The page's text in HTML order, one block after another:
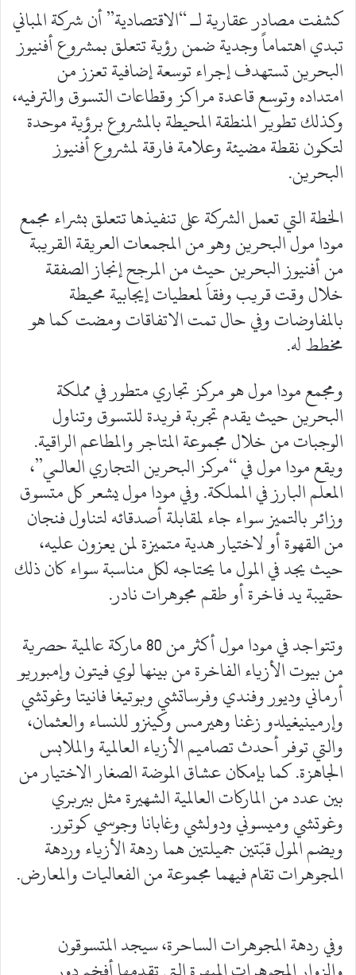
كشفت مصادر عقارية لـ “الاقتصادية” أن شركة المباني
تبدي اهتماماً وجدية ضمن رؤية تتعلق بمشروع أفنيوز
البحرين تستهدف إجراء توسعة إضافية تعزز من
امتداده وتوسع قاعدة مراكز وقطاعات التسوق والترفيه،
وكذلك تطوير المنطقة المحيطة بالمشروع برؤية موحدة
لتكون نقطة مضيئة وعلامة فارقة لمشروع أفنيوز
البحرين.
الخطة التي تعمل الشركة على تنفيذها تتعلق بشراء مجمع
مودا مول البحرين وهو من المجمعات العريقة القريبة
من أفنيوز البحرين حيث من المرجح إنجاز الصفقة
خلال وقت قريب وفقاَ لمعطيات إيجابية محيطة
بالمفاوضات وفي حال تمت الاتفاقات ومضت كما هو
مخطط له.
ومجمع مودا مول هو مركز تجاري متطور في مملكة
البحرين حيث يقدم تجربة فريدة للتسوق وتناول
الوجبات من خلال مجموعة المتاجر والمطاعم الراقية.
ويقع مودا مول في “مركز البحرين التجاري العالمي”،
المعلم البارز في المملكة. وفي مودا مول يشعر كل متسوق
وزائر بالتميز سواء جاء لمقابلة أصدقائه لتناول فنجان
من القهوة أو لاختيار هدية متميزة لمن يعزون عليه،
حيث يجد في المول ما يحتاجه لكل مناسبة سواء كان ذلك
حقيبة يد فاخرة أو طقم مجوهرات نادر.
وتتواجد في مودا مول أكثر من 80 ماركة عالمية حصرية
من بيوت الأزياء الفاخرة من بينها لوي فيتون وإمبوريو
أرماني وديور وفندي وفرساتشي وبوتيغا فانيتا وغوتشي
وإرمينيغيلدو زغنا وهيرمس وكينزو للنساء والعثمان،
والتي توفر أحدث تصاميم الأزياء العالمية والملابس
الجاهزة. كما بإمكان عشاق الموضة الصغار الاختيار من
بين عدد من الماركات العالمية الشهيرة مثل بيربري
وغوتشي وميسوني ودولشي وغابانا وجوسي كوتور.
ويضم المول قبّتين جميلتين هما ردهة الأزياء وردهة
المجوهرات تقام فيهما مجموعة من الفعاليات والمعارض.
وفي ردهة المجوهرات الساحرة، سيجد المتسوقون